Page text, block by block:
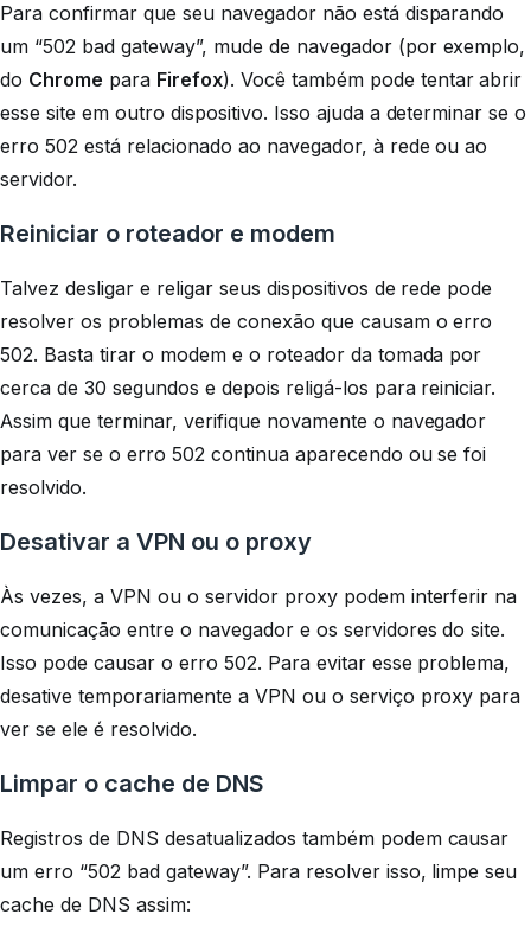
Para confirmar que seu navegador não está disparando
um “502 bad gateway”, mude de navegador (por exemplo,
do Chrome para Firefox). Você também pode tentar abrir
esse site em outro dispositivo. Isso ajuda a determinar se o
erro 502 está relacionado ao navegador, à rede ou ao
servidor.
Reiniciar o roteador e modem
Talvez desligar e religar seus dispositivos de rede pode
resolver os problemas de conexão que causam o erro
502. Basta tirar o modem e o roteador da tomada por
cerca de 30 segundos e depois religá-los para reiniciar.
Assim que terminar, verifique novamente o navegador
para ver se o erro 502 continua aparecendo ou se foi
resolvido.
Desativar a VPN ou o proxy
Às vezes, a VPN ou o servidor proxy podem interferir na
comunicação entre o navegador e os servidores do site.
Isso pode causar o erro 502. Para evitar esse problema,
desative temporariamente a VPN ou o serviço proxy para
ver se ele é resolvido.
Limpar o cache de DNS
Registros de DNS desatualizados também podem causar
um erro “502 bad gateway”. Para resolver isso, limpe seu
cache de DNS assim: